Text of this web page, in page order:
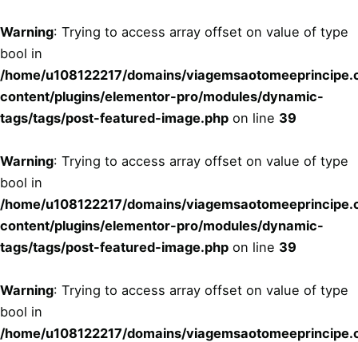
Warning: Trying to access array offset on value of type
bool in
/home/u108122217/domains/
content/plugins/elementor-pro/modules/dynamic-
tags/tags/post-featured-image.php on line 39
Warning: Trying to access array offset on value of type
bool in
/home/u108122217/domains/
content/plugins/elementor-pro/modules/dynamic-
tags/tags/post-featured-image.php on line 39
Warning: Trying to access array offset on value of type
bool in
/home/u108122217/domains/
to
content